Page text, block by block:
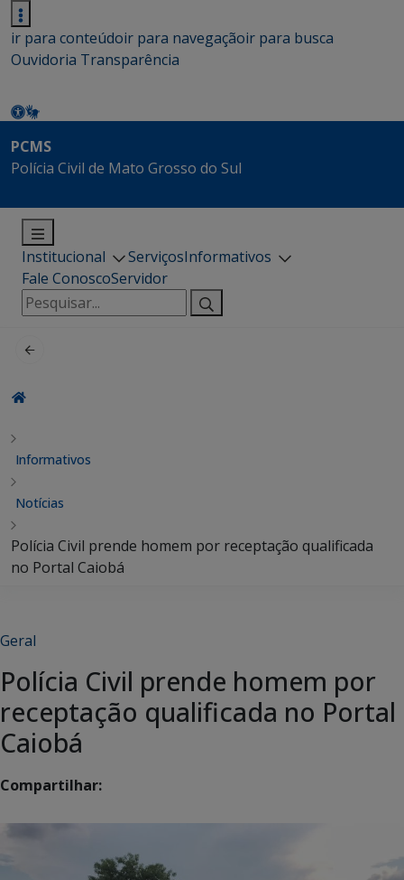
ir para conteúdoir para navegaçãoir para busca
Ouvidoria Transparência
PCMS
Polícia Civil de Mato Grosso do Sul
Institucional ServiçosInformativos
Fale ConoscoServidor
Pesquisar
por:
Informativos
Notícias
Polícia Civil prende homem por receptação qualificada
no Portal Caiobá
Geral
Polícia Civil prende homem por
receptação qualificada no Portal
Caiobá
Compartilhar: